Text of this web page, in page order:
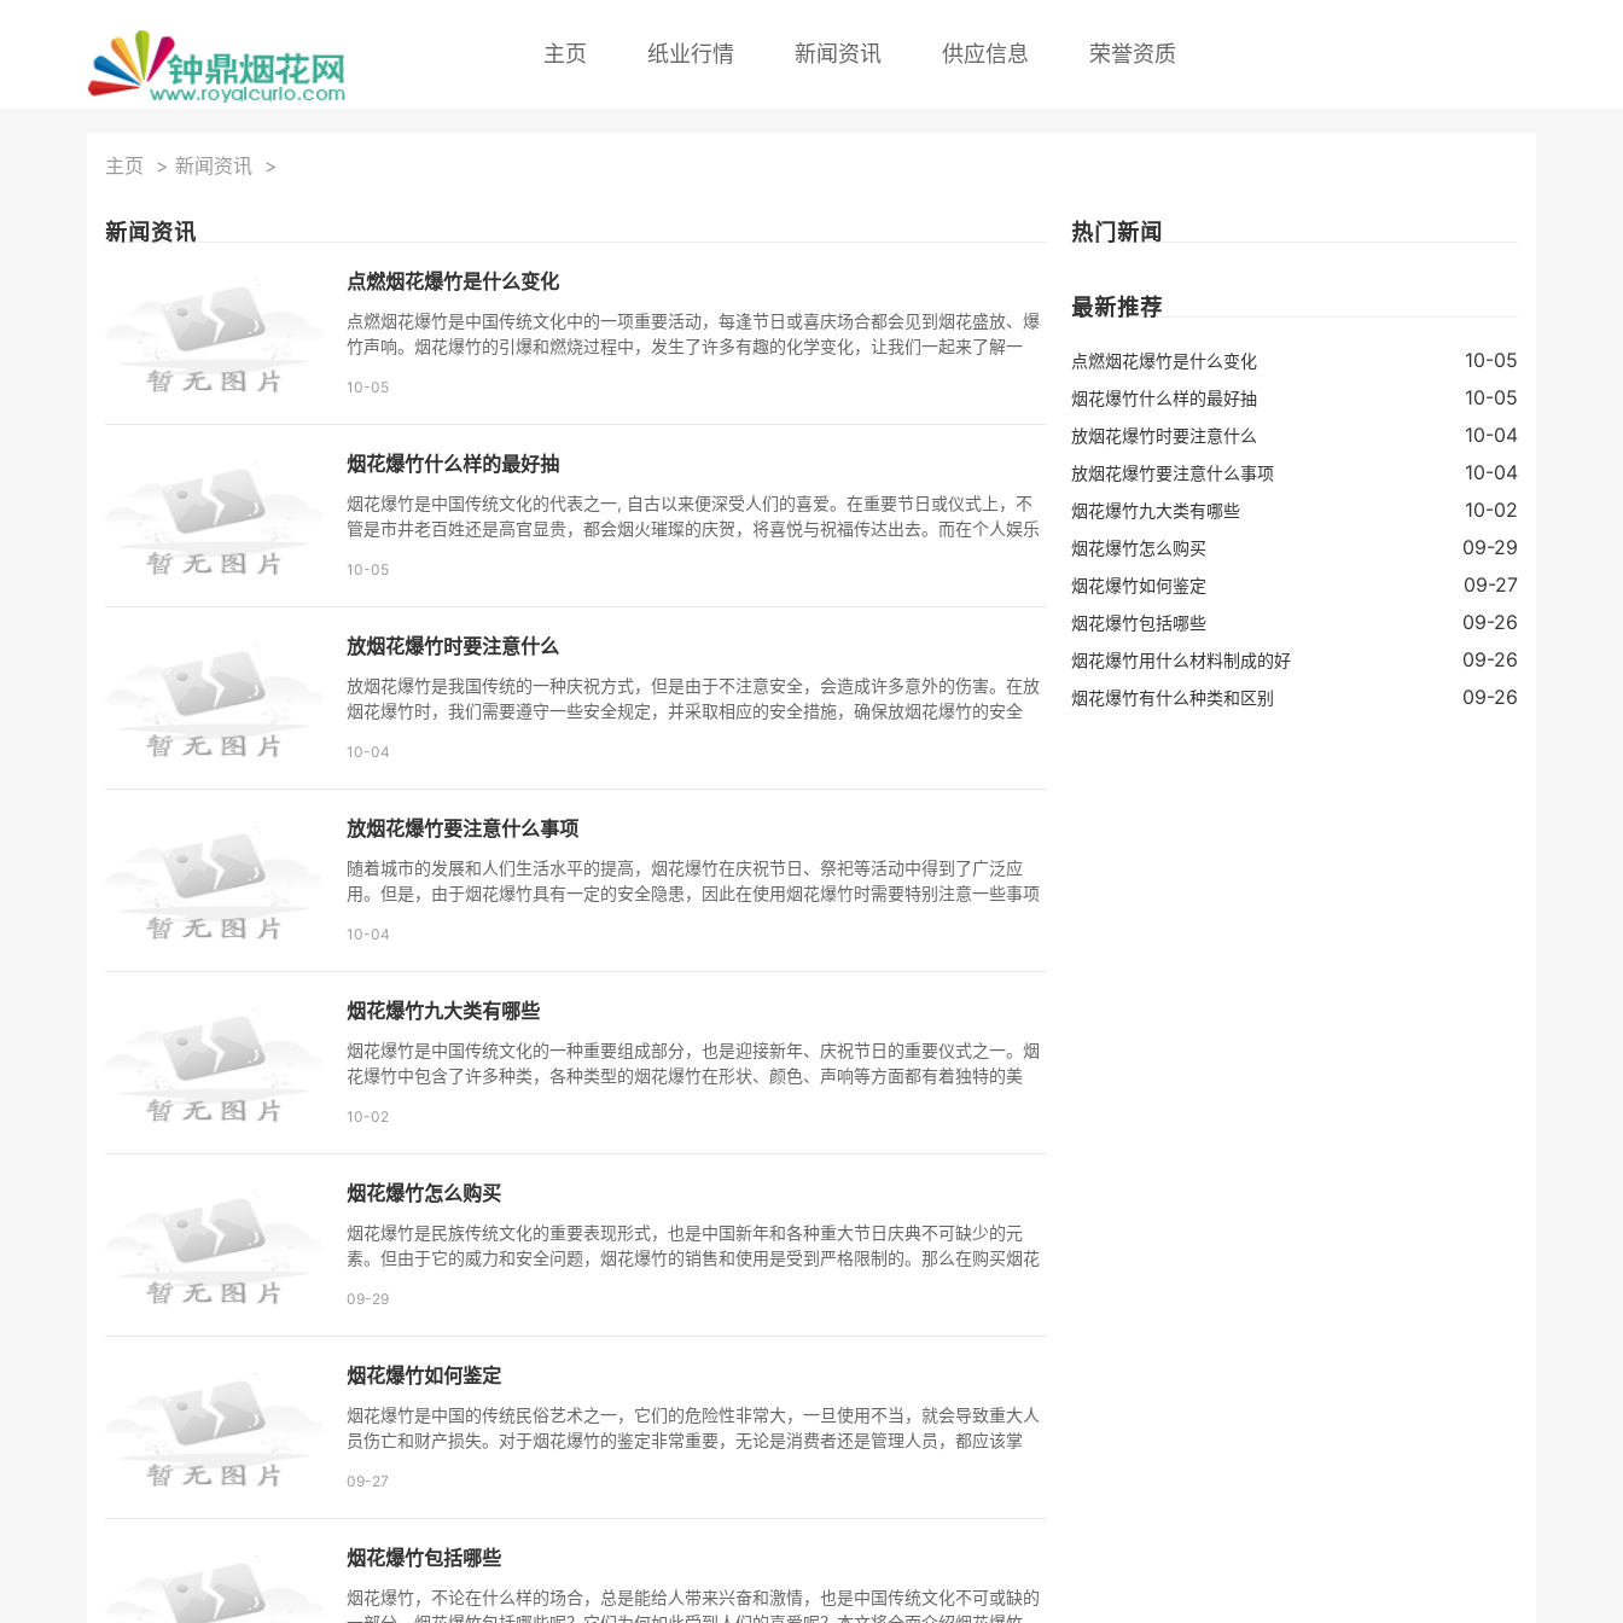
主页 纸业行情 新闻资讯 供应信息 荣誉资质
主页 > 新闻资讯 >
新闻资讯
点燃烟花爆竹是什么变化
点燃烟花爆竹是中国传统文化中的一项重要活动，每逢节日或喜庆场合都会见到烟花盛放、爆
竹声响。烟花爆竹的引爆和燃烧过程中，发生了许多有趣的化学变化，让我们一起来了解一
10-05
烟花爆竹什么样的最好抽
烟花爆竹是中国传统文化的代表之一, 自古以来便深受人们的喜爱。在重要节日或仪式上，不
管是市井老百姓还是高官显贵，都会烟火璀璨的庆贺，将喜悦与祝福传达出去。而在个人娱乐
10-05
放烟花爆竹时要注意什么
放烟花爆竹是我国传统的一种庆祝方式，但是由于不注意安全，会造成许多意外的伤害。在放
烟花爆竹时，我们需要遵守一些安全规定，并采取相应的安全措施，确保放烟花爆竹的安全
10-04
放烟花爆竹要注意什么事项
随着城市的发展和人们生活水平的提高，烟花爆竹在庆祝节日、祭祀等活动中得到了广泛应
用。但是，由于烟花爆竹具有一定的安全隐患，因此在使用烟花爆竹时需要特别注意一些事项
10-04
烟花爆竹九大类有哪些
烟花爆竹是中国传统文化的一种重要组成部分，也是迎接新年、庆祝节日的重要仪式之一。烟
花爆竹中包含了许多种类，各种类型的烟花爆竹在形状、颜色、声响等方面都有着独特的美
10-02
烟花爆竹怎么购买
烟花爆竹是民族传统文化的重要表现形式，也是中国新年和各种重大节日庆典不可缺少的元
素。但由于它的威力和安全问题，烟花爆竹的销售和使用是受到严格限制的。那么在购买烟花
09-29
烟花爆竹如何鉴定
烟花爆竹是中国的传统民俗艺术之一，它们的危险性非常大，一旦使用不当，就会导致重大人
员伤亡和财产损失。对于烟花爆竹的鉴定非常重要，无论是消费者还是管理人员，都应该掌
09-27
烟花爆竹包括哪些
烟花爆竹，不论在什么样的场合，总是能给人带来兴奋和激情，也是中国传统文化不可或缺的
热门新闻
最新推荐
点燃烟花爆竹是什么变化 10-05
烟花爆竹什么样的最好抽 10-05
放烟花爆竹时要注意什么 10-04
放烟花爆竹要注意什么事项 10-04
烟花爆竹九大类有哪些 10-02
烟花爆竹怎么购买 09-29
烟花爆竹如何鉴定 09-27
烟花爆竹包括哪些 09-26
烟花爆竹用什么材料制成的好 09-26
烟花爆竹有什么种类和区别 09-26